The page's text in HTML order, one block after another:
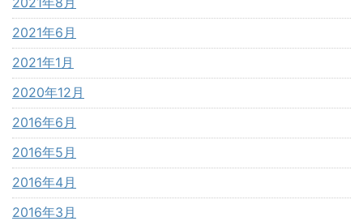
2021年6月
2021年1月
2020年12月
2016年6月
2016年5月
2016年4月
2016年3月